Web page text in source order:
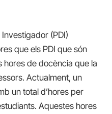
(PDI)
que els PDI que són
hores de docència que la
Actualment, un
un total d’hores per
Aquestes hores